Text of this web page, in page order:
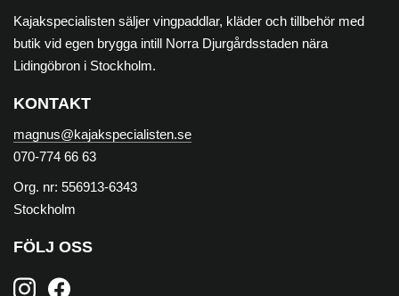
Kajakspecialisten säljer vingpaddlar, kläder och tillbehör med
butik vid egen brygga intill Norra Djurgårdsstaden nära
Lidingöbron i Stockholm.
KONTAKT
magnus@kajakspecialisten.se
070-774 66 63
Org. nr: 556913-6343
Stockholm
FÖLJ OSS